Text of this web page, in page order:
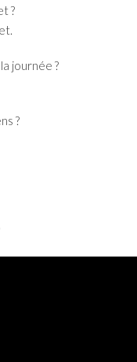
?
journée ?
?